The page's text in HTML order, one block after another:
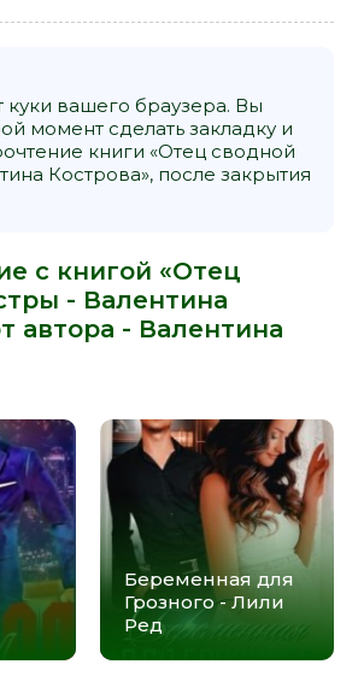
куки вашего браузера. Вы
момент сделать закладку и
книги «Отец сводной
Кострова», после закрытия
с книгой «Отец
- Валентина
автора - Валентина
Беременная для
Грозного - Лили
Ред